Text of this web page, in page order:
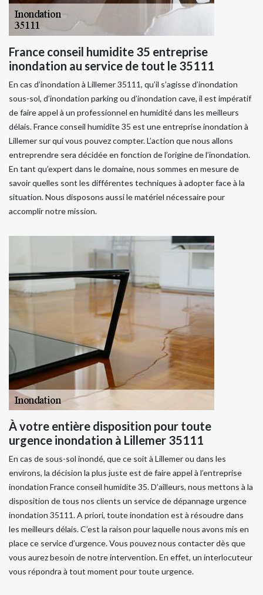
France conseil humidite 35 entreprise
inondation au service de tout le 35111
En cas d’inondation à Lillemer 35111, qu’il s’agisse d’inondation
sous-sol, d’inondation parking ou d’inondation cave, il est impératif
de faire appel à un professionnel en humidité dans les meilleurs
délais. France conseil humidite 35 est une entreprise inondation à
Lillemer sur qui vous pouvez compter. L’action que nous allons
entreprendre sera décidée en fonction de l’origine de l’inondation.
En tant qu’expert dans le domaine, nous sommes en mesure de
savoir quelles sont les différentes techniques à adopter face à la
situation. Nous disposons aussi le matériel nécessaire pour
accomplir notre mission.
À votre entière disposition pour toute
urgence inondation à Lillemer 35111
En cas de sous-sol inondé, que ce soit à Lillemer ou dans les
environs, la décision la plus juste est de faire appel à l’entreprise
inondation France conseil humidite 35. D’ailleurs, nous mettons à la
disposition de tous nos clients un service de dépannage urgence
inondation 35111. A priori, toute inondation est à résoudre dans
les meilleurs délais. C’est la raison pour laquelle nous avons mis en
place ce service d’urgence. Vous pouvez nous contacter dès que
vous aurez besoin de notre intervention. En effet, un interlocuteur
vous répondra à tout moment pour toute urgence.